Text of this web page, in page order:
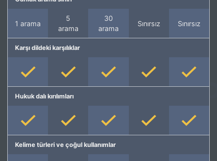
1 arama
5
arama
30
arama
Sınırsız Sınırsız
Karşı dildeki karşılıklar
Hukuk dalı kırılımları
Kelime türleri ve çoğul kullanımlar